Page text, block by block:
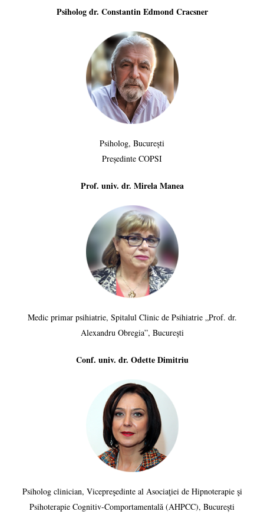
Psiholog dr. Constantin Edmond Cracsner
Psiholog, București
Președinte COPSI
Prof. univ. dr. Mirela Manea
Medic primar psihiatrie, Spitalul Clinic de Psihiatrie „Prof. dr.
Alexandru Obregia”, București
Conf. univ. dr. Odette Dimitriu
Psiholog clinician, Vicepreşedinte al Asociaţiei de Hipnoterapie şi
Psihoterapie Cognitiv-Comportamentală (AHPCC), București